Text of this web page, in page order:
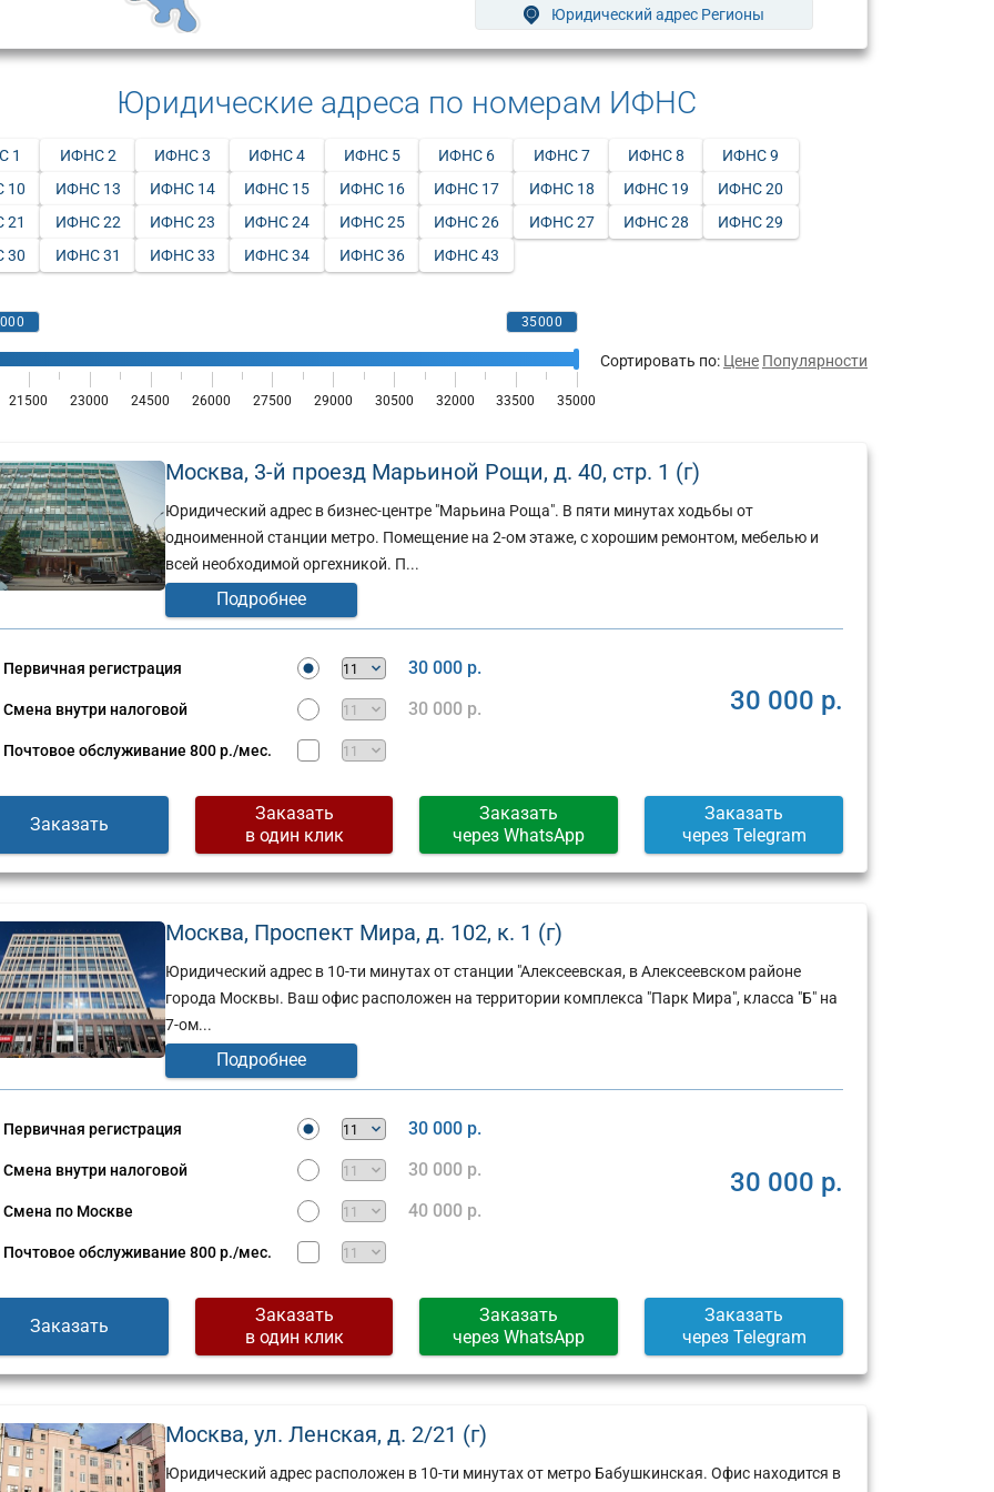
Сущевская,
27,
6/2
(г)
адрес:
Юридический адрес Регионы
Юридические адреса по номерам ИФНС
1 ИФНС 2 ИФНС 3 ИФНС 4 ИФНС 5 ИФНС 6 ИФНС 7 ИФНС 8
ИФНС 9
10
ИФНС 13 ИФНС 14 ИФНС 15 ИФНС 16 ИФНС 17 ИФНС 18 ИФНС 19
ИФНС 20
21
ИФНС 22 ИФНС 23 ИФНС 24 ИФНС 25 ИФНС 26 ИФНС 27 ИФНС 28
ИФНС 29
30
ИФНС 31 ИФНС 33 ИФНС 34 ИФНС 36 ИФНС 43
Сортировать по: Цене Популярности
Москва, 3-й проезд Марьиной Рощи, д. 40, стр. 1 (г)
Юридический адрес в бизнес-центре "Марьина Роща". В пяти минутах ходьбы от
одноименной станции метро. Помещение на 2-ом этаже, с хорошим ремонтом, мебелью и
всей необходимой оргехникой. П...
Подробнее
Первичная регистрация 30 000 р.
Смена внутри налоговой 30 000 р.
Почтовое обслуживание 800 р./мес.
30 000 р.
Заказать
Заказать
в один клик
Заказать
через WhatsApp
Заказать
через Telegram
Москва, Проспект Мира, д. 102, к. 1 (г)
Юридический адрес в 10-ти минутах от станции "Алексеевская, в Алексеевском районе
города Москвы. Ваш офис расположен на территории комплекса "Парк Мира", класса "Б" на
7-ом...
Подробнее
Первичная регистрация 30 000 р.
Смена внутри налоговой 30 000 р.
Смена по Москве 40 000 р.
Почтовое обслуживание 800 р./мес.
30 000 р.
Заказать
Заказать
в один клик
Заказать
через WhatsApp
Заказать
через Telegram
Москва, ул. Ленская, д. 2/21 (г)
Юридический адрес расположен в 10-ти минутах от метро Бабушкинская. Офис находится в